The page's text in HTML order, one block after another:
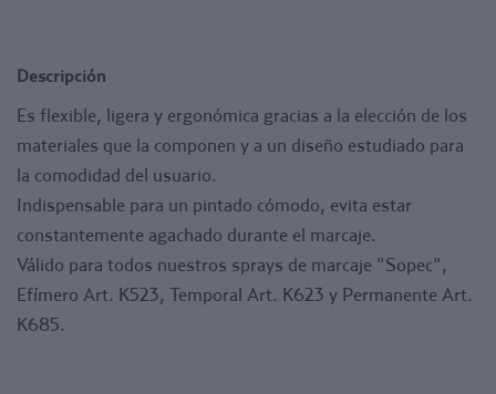
Descripción
Es flexible, ligera y ergonómica gracias a la elección de los
materiales que la componen y a un diseño estudiado para
la comodidad del usuario.
Indispensable para un pintado cómodo, evita estar
constantemente agachado durante el marcaje.
Válido para todos nuestros sprays de marcaje "Sopec",
Efímero Art. K523, Temporal Art. K623 y Permanente Art.
K685.